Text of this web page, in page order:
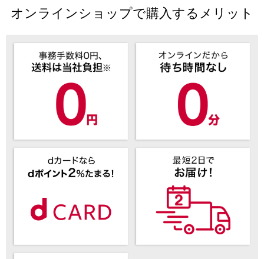
オンラインショップで購入するメリット